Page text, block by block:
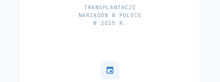
TRANSPLANTACJI
NARZĄDÓW W POLSCE
W 2025 R.
Kontrast
Zatrzymaj animacje